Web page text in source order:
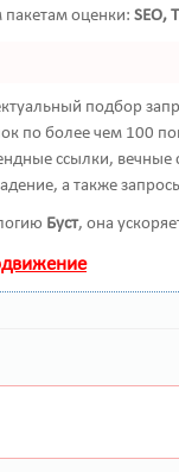
пакетам оценки: SEO,
подбор
по более чем 100
ссылки,
а также
Буст, она